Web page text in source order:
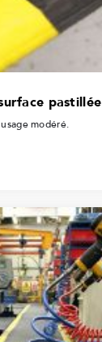
pastillée
modéré.